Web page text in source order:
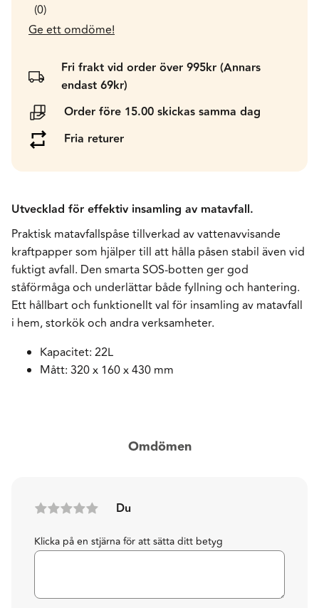
0
Ge ett omdöme!
Fri frakt vid order över 995kr (Annars
endast 69kr)
Order före 15.00 skickas samma dag
Fria returer
Utvecklad för effektiv insamling av matavfall.
Praktisk matavfallspåse tillverkad av vattenavvisande
kraftpapper som hjälper till att hålla påsen stabil även vid
fuktigt avfall. Den smarta SOS-botten ger god
ståförmåga och underlättar både fyllning och hantering.
Ett hållbart och funktionellt val för insamling av matavfall
i hem, storkök och andra verksamheter.
Kapacitet: 22L
Mått: 320 x 160 x 430 mm
Omdömen
Du
Klicka på en stjärna för att sätta ditt betyg